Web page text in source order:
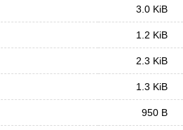
3.0 KiB
1.2 KiB
2.3 KiB
1.3 KiB
950 B